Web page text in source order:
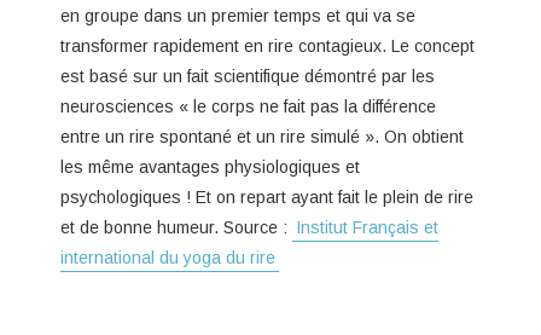
en groupe dans un premier temps et qui va se
transformer rapidement en rire contagieux. Le concept
est basé sur un fait scientifique démontré par les
neurosciences « le corps ne fait pas la différence
entre un rire spontané et un rire simulé ». On obtient
les même avantages physiologiques et
psychologiques ! Et on repart ayant fait le plein de rire
et de bonne humeur. Source : Institut Français et
international du yoga du rire